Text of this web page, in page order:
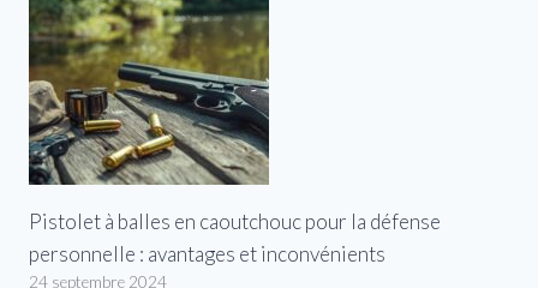
Pistolet à balles en caoutchouc pour la défense
personnelle : avantages et inconvénients
24 septembre 2024